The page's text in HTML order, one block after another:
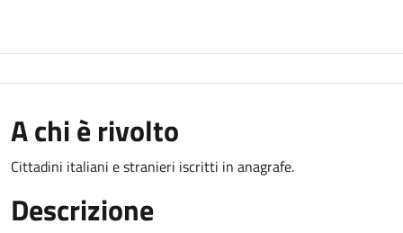
A chi è rivolto
Cittadini italiani e stranieri iscritti in anagrafe.
Descrizione